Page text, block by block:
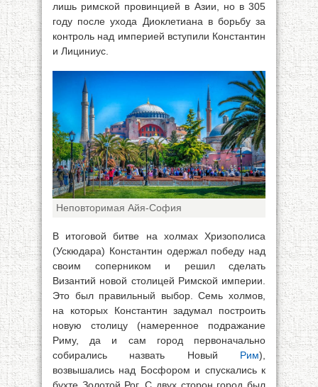
лишь римской провинцией в Азии, но в 305
году после ухода Диоклетиана в борьбу за
контроль над империей вступили Константин
и Лициниус.
Неповторимая Айя-София
В итоговой битве на холмах Хризополиса
(Ускюдара) Константин одержал победу над
своим соперником и решил сделать
Византий новой столицей Римской империи.
Это был правильный выбор. Семь холмов,
на которых Константин задумал построить
новую столицу (намеренное подражание
Риму, да и сам город первоначально
собирались назвать Новый Рим),
возвышались над Босфором и спускались к